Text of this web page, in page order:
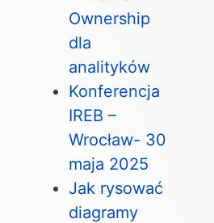
Ownership
dla
analityków
Konferencja
IREB –
Wrocław- 30
maja 2025
Jak rysować
diagramy